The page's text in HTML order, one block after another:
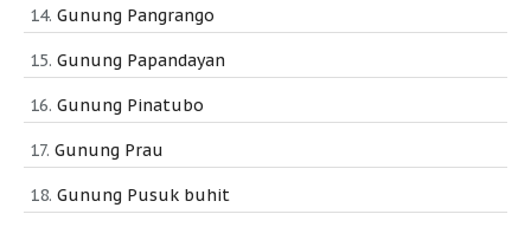
Gunung Pangrango
Gunung Papandayan
Gunung Pinatubo
Gunung Prau
Gunung Pusuk buhit